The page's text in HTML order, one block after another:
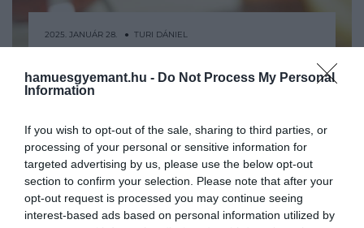
hamuesgyemant.hu - Do Not Process My Personal
Information
If you wish to opt-out of the sale, sharing to third parties, or
processing of your personal or sensitive information for
targeted advertising by us, please use the below opt-out
section to confirm your selection. Please note that after your
opt-out request is processed you may continue seeing
interest-based ads based on personal information utilized by
Rég nem látott erősségű influenza-
járvány söpör végig az országon, amit a
legutóbbi járványügyi adatai is
alátámasztanak. A fertőző betegséggel
szemben sokan orvossággal próbálják
felvenni a harcot, de a Haszon
összeállításából kiderül, hogy milyen,
2025. JANUÁR 28. ● TURI DÁNIEL
fogyasszuk, ha gyorsan…